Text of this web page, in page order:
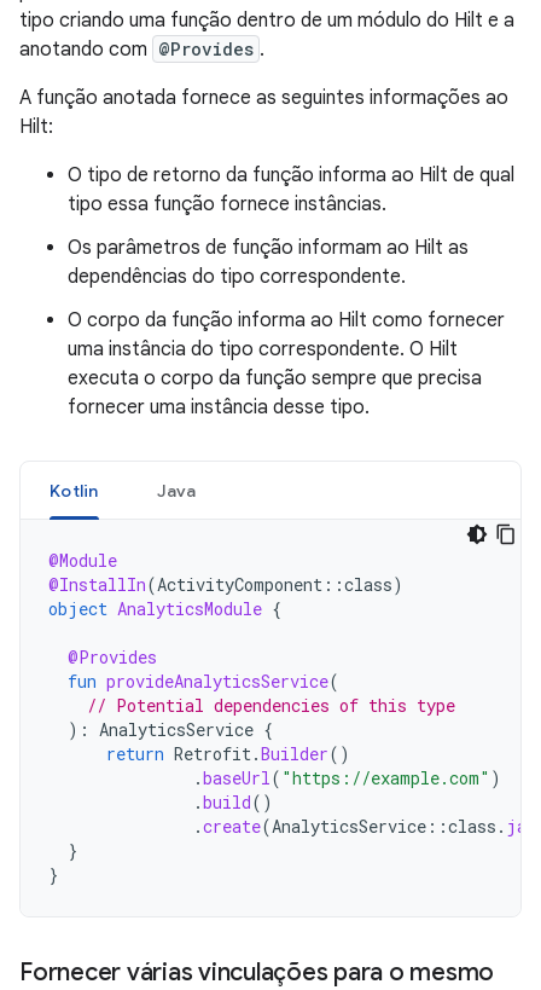
tipo criando uma função dentro de um módulo do Hilt e a
anotando com @Provides .
A função anotada fornece as seguintes informações ao
Hilt:
O tipo de retorno da função informa ao Hilt de qual
tipo essa função fornece instâncias.
Os parâmetros de função informam ao Hilt as
dependências do tipo correspondente.
O corpo da função informa ao Hilt como fornecer
uma instância do tipo correspondente. O Hilt
executa o corpo da função sempre que precisa
fornecer uma instância desse tipo.
Kotlin Java
@Module
@InstallIn(ActivityComponent ::class)
object AnalyticsModule {
@Provides
fun provideAnalyticsService(
// Potential dependencies of this type
): AnalyticsService {
return Retrofit.Builder()
.baseUrl( "https://example.com" )
.build()
.create(AnalyticsService ::class .
}
}
Fornecer várias vinculações para o mesmo